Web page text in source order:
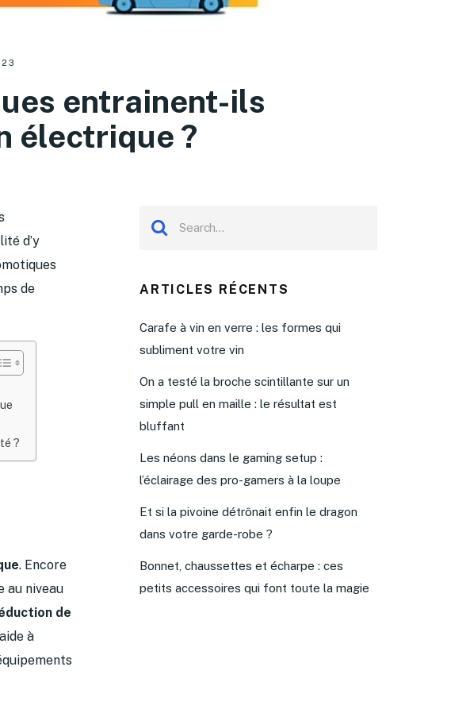
entrainent-ils
électrique ?
d’y
de
?
. Encore
au niveau
de
à
ARTICLES RÉCENTS
Carafe à vin en verre : les formes qui
subliment votre vin
On a testé la broche scintillante sur un
simple pull en maille : le résultat est
bluffant
Les néons dans le gaming setup :
l’éclairage des pro-gamers à la loupe
Et si la pivoine détrônait enfin le dragon
dans votre garde-robe ?
Bonnet, chaussettes et écharpe : ces
petits accessoires qui font toute la magie